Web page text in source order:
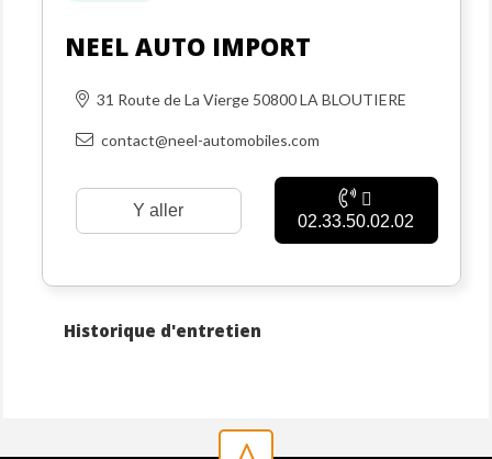
NEEL AUTO IMPORT
31 Route de La Vierge 50800 LA BLOUTIERE
contact@neel-automobiles.com
Y aller
02.33.50.02.02
Historique d'entretien